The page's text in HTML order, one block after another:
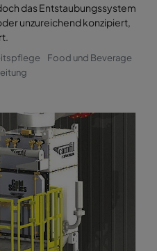
das Entstaubungssystem
unzureichend konzipiert,
Food und Beverage